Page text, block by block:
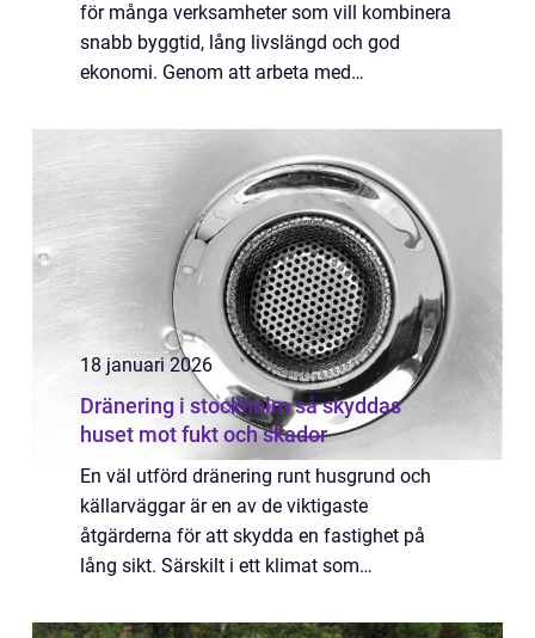
för många verksamheter som vill kombinera
snabb byggtid, lång livslängd och god
ekonomi. Genom att arbeta med
skapa lokaler som både är funktionella i
18 januari 2026
Dränering i stockholm så skyddas
huset mot fukt och skador
En väl utförd dränering runt husgrund och
källarväggar är en av de viktigaste
åtgärderna för att skydda en fastighet på
lång sikt. Särskilt i ett klimat som
kraftigt regn och periodvis snö, utsätts